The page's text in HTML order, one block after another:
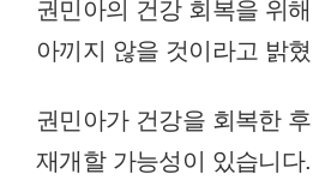
권민아의 건강 회복을 위
아끼지 않을 것이라고 밝
권민아가 건강을 회복한
재개할 가능성이 있습니다